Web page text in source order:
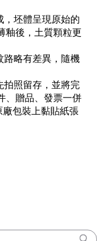
坯體呈現原始的
釉後，土質顆粒更
略有差異，隨機
照留存，並將完
、贈品、發票一併
包裝上黏貼紙張